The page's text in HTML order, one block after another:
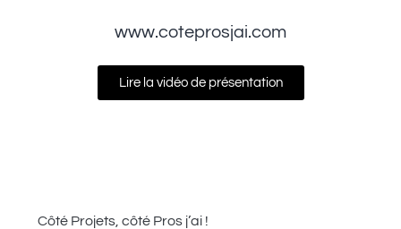
www.coteprosjai.com
Lire la vidéo de présentation
Côté Projets, côté Pros j’ai !